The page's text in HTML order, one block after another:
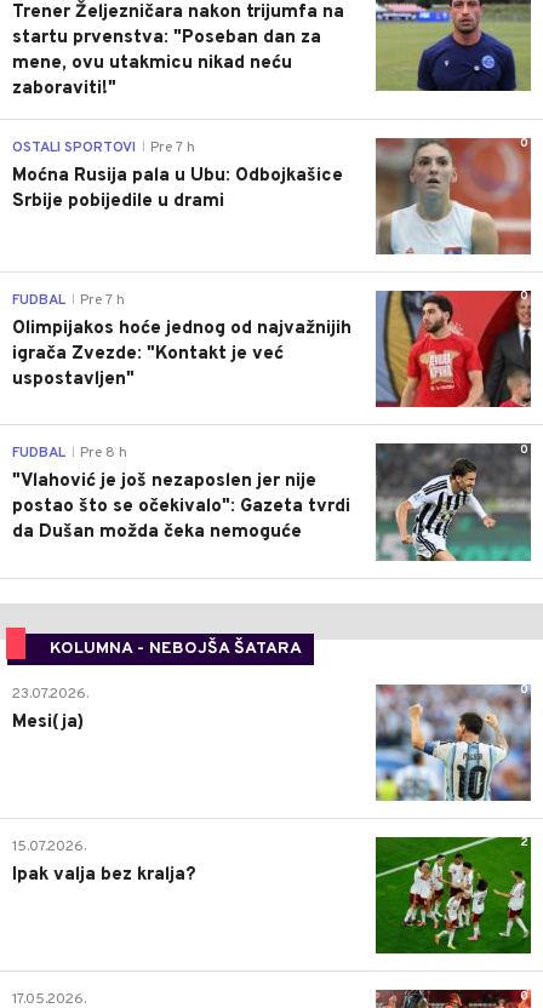
Trener Željezničara nakon trijumfa na
startu prvenstva: "Poseban dan za
mene, ovu utakmicu nikad neću
zaboraviti!"
0
OSTALI SPORTOVI Pre 7 h
Moćna Rusija pala u Ubu: Odbojkašice
Srbije pobijedile u drami
0
FUDBAL Pre 7 h
Olimpijakos hoće jednog od najvažnijih
igrača Zvezde: "Kontakt je već
uspostavljen"
0
FUDBAL Pre 8 h
"Vlahović je još nezaposlen jer nije
postao što se očekivalo": Gazeta tvrdi
da Dušan možda čeka nemoguće
KOLUMNA - NEBOJŠA ŠATARA
0
23.07.2026.
Mesi(ja)
2
15.07.2026.
Ipak valja bez kralja?
0
17.05.2026.